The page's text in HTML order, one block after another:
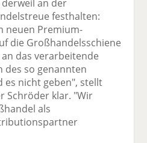
an der
festhalten:
neuen Premium-
die Großhandelsschiene
das verarbeitende
des so genannten
es nicht geben", stellt
Schröder klar. "Wir
als